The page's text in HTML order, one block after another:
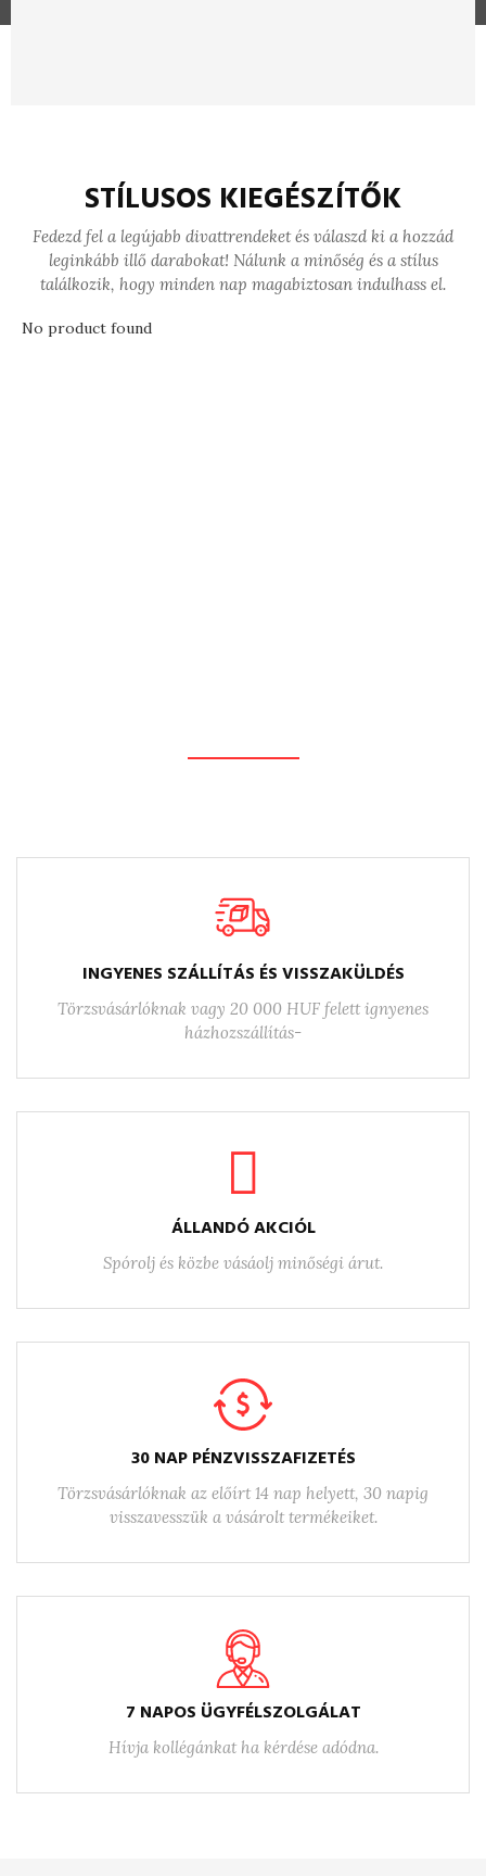
STÍLUSOS KIEGÉSZÍTŐK
Fedezd fel a legújabb divattrendeket és válaszd ki a hozzád
leginkább illő darabokat! Nálunk a minőség és a stílus
találkozik, hogy minden nap magabiztosan indulhass el.
No product found
INGYENES SZÁLLÍTÁS ÉS VISSZAKÜLDÉS
Törzsvásárlóknak vagy 20 000 HUF felett ignyenes
házhozszállítás-
ÁLLANDÓ AKCIÓL
Spórolj és közbe vásáolj minőségi árut.
30 NAP PÉNZVISSZAFIZETÉS
Törzsvásárlóknak az előírt 14 nap helyett, 30 napig
visszavesszük a vásárolt termékeiket.
7 NAPOS ÜGYFÉLSZOLGÁLAT
Hívja kollégánkat ha kérdése adódna.